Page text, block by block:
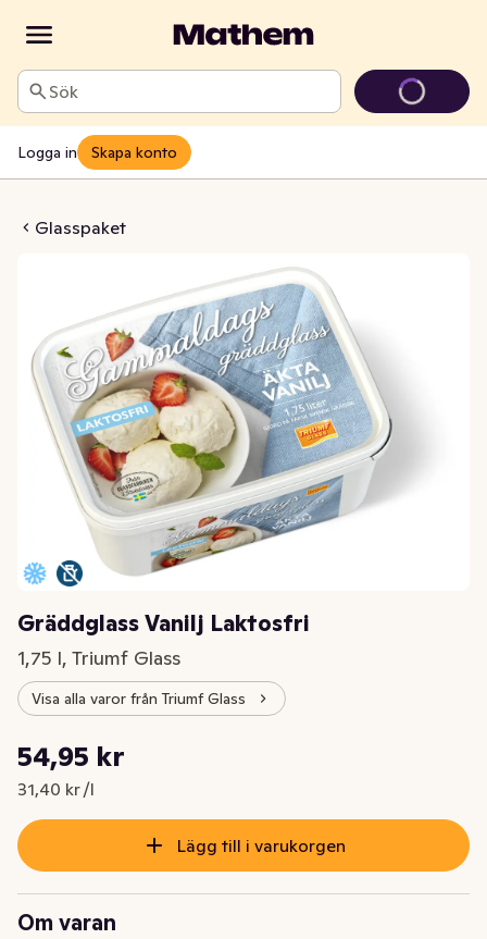
Sök
Logga in Skapa konto
Glasspaket
Vanilj Laktosfri
Gräddglass Vanilj Laktosfri
1,75 l, Triumf Glass
Visa alla varor från Triumf Glass
Nuvarande pris är: 54,95 kr
54,95 kr
31,40 kr /l
Styckpris: 31,40 kr /l
Lägg till i varukorgen
Om varan